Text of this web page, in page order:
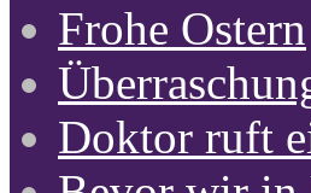
Frohe Ostern
Doktor ruft